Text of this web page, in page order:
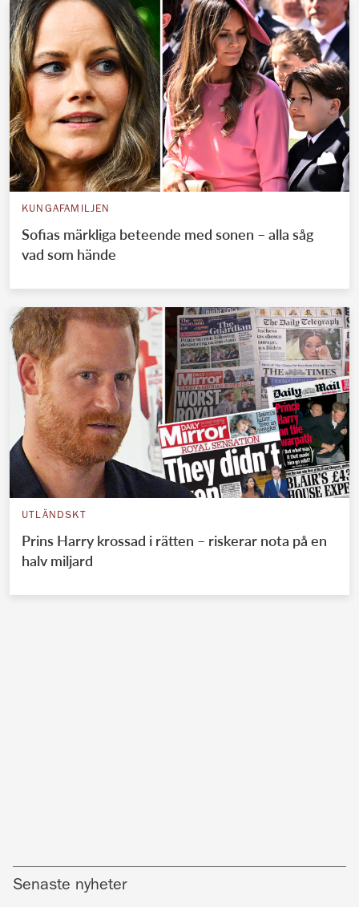
KUNGAFAMILJEN
Sofias märkliga beteende med sonen – alla såg
vad som hände
UTLÄNDSKT
Prins Harry krossad i rätten – riskerar nota på en
halv miljard
Senaste nyheter